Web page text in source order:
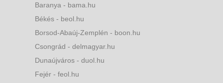
Baranya - bama.hu
Békés - beol.hu
Borsod-Abaúj-Zemplén - boon.hu
Csongrád - delmagyar.hu
Dunaújváros - duol.hu
Fejér - feol.hu